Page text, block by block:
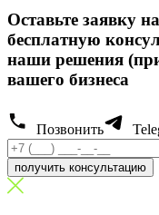
Оставьте заявку
бесплатную
наши решения
вашего бизнеса
Позвонить
получить консультацию